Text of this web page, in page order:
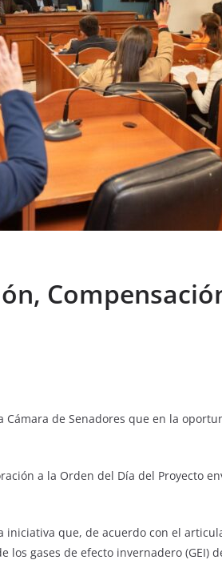
de Senadores que en la
a la Orden del Día del Proyecto
que, de acuerdo con el
los gases de efecto invernadero